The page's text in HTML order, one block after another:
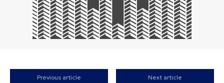
Previous article Next article